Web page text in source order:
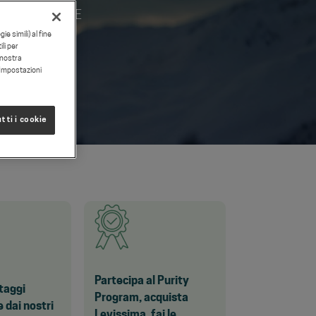
A TE
dai nostri
Partecipa al Purity
Program, acquista
simili) al fine
per
i cookie